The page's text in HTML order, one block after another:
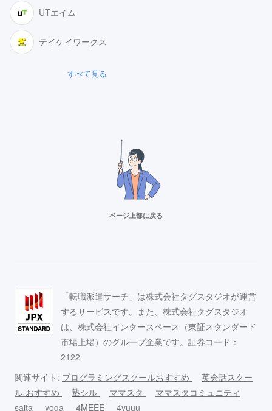
事務求人が豊富！
スタッフサービス
求人数16万件以上の派遣会社！
UTエイム
テイケイワークス
すべて見る
ページ上部に戻る
「転職派遣サーチ」は株式会社タグスタジオが運営
するサービスです。また、株式会社タグスタジオ
は、株式会社インタースペース（東証スタンダード
市場上場）のグループ企業です。証券コード：
2122
関連サイト: プログラミングスクールおすすめ
英会話スクー
ル おすすめ
塾シル ママスタ
ママスタコミュニティ
saita
yoga 4MEEE 4yuuu